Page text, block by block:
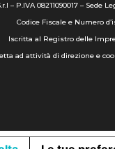
– P.IVA 08211090017 – Sede
Codice Fiscale e Numero
Iscritta al Registro delle
ad attività di direzione e